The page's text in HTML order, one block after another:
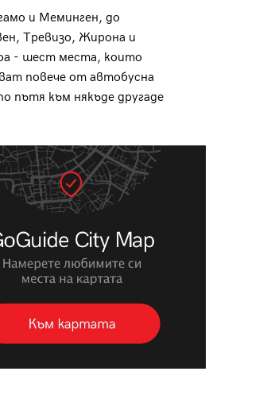
и Меминген, до
Тревизо, Жирона и
- шест места, които
повече от автобусна
пътя към някъде другаде